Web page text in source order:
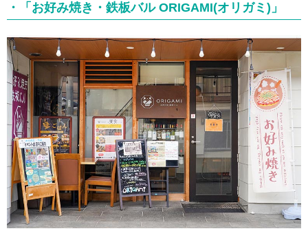
・「お好み焼き・鉄板バル ORIGAMI(オリガミ)」